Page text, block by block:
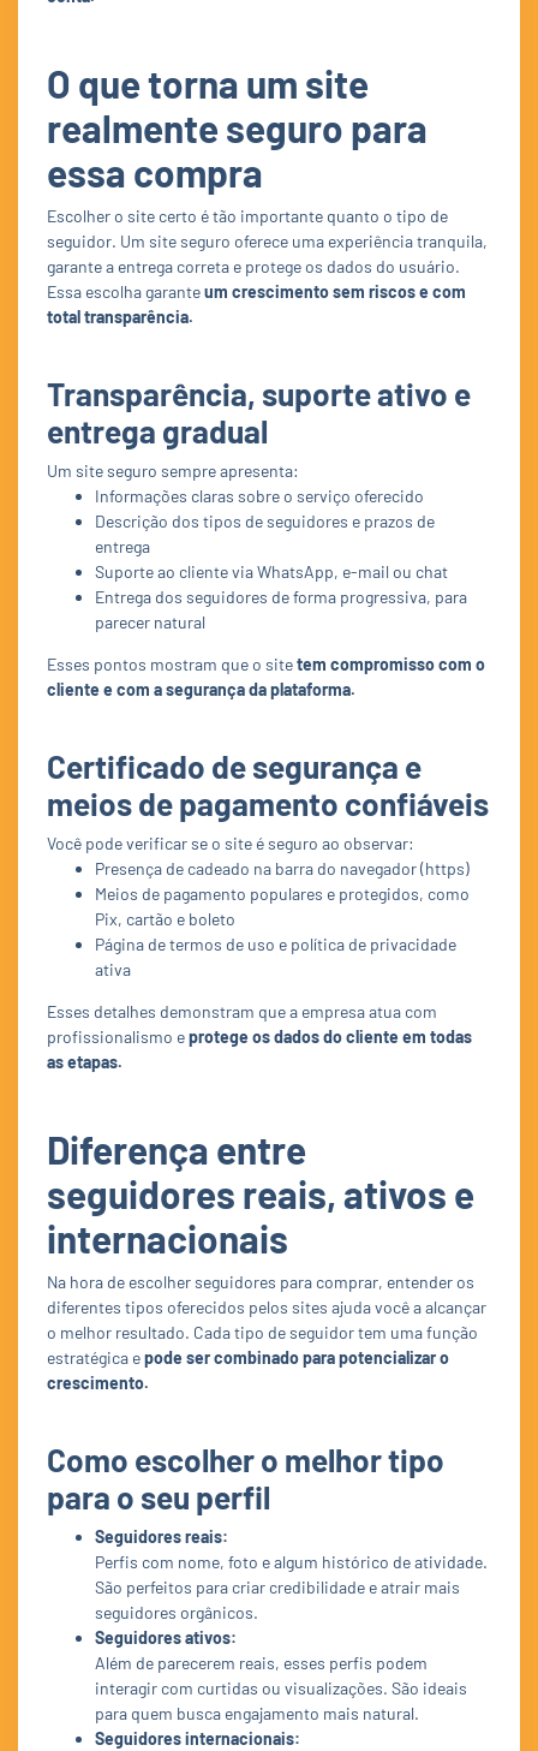
O que torna um site
realmente seguro para
essa compra
Escolher o site certo é tão importante quanto o tipo de
seguidor. Um site seguro oferece uma experiência tranquila,
garante a entrega correta e protege os dados do usuário.
Essa escolha garanteum crescimento sem riscos e com
total transparência.
Transparência, suporte ativo e
entrega gradual
Um site seguro sempre apresenta:
Informações claras sobre o serviço oferecido
Descrição dos tipos de seguidores e prazos de
entrega
Suporte ao cliente via WhatsApp, e-mail ou chat
Entrega dos seguidores de forma progressiva, para
parecer natural
Esses pontos mostram que o sitetem compromisso com o
cliente e com a segurança da plataforma.
Certificado de segurança e
meios de pagamento confiáveis
Você pode verificar se o site é seguro ao observar:
Presença de cadeado na barra do navegador (https)
Meios de pagamento populares e protegidos, como
Pix, cartão e boleto
Página de termos de uso e política de privacidade
ativa
Esses detalhes demonstram que a empresa atua com
profissionalismo eprotege os dados do cliente em todas
as etapas.
Diferença entre
seguidores reais, ativos e
internacionais
Na hora de escolher seguidores para comprar, entender os
diferentes tipos oferecidos pelos sites ajuda você a alcançar
o melhor resultado. Cada tipo de seguidor tem uma função
estratégica epode ser combinado para potencializar o
crescimento.
Como escolher o melhor tipo
para o seu perfil
Seguidores reais:
Perfis com nome, foto e algum histórico de atividade.
São perfeitos para criar credibilidade e atrair mais
seguidores orgânicos.
Seguidores ativos:
Além de parecerem reais, esses perfis podem
interagir com curtidas ou visualizações. São ideais
para quem busca engajamento mais natural.
Seguidores internacionais: